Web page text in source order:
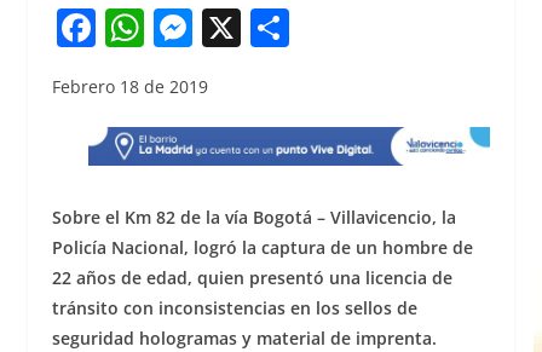
F
c
e
b
o
o
k
W
h
at
s
A
p
p
M
ss
e
n
g
er
X S
e
Febrero 18 de 2019
Sobre el Km 82 de la vía Bogotá – Villavicencio, la
Policía Nacional, logró la captura de un hombre de
22 años de edad, quien presentó una licencia de
tránsito con inconsistencias en los sellos de
seguridad hologramas y material de imprenta.